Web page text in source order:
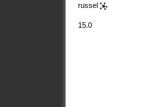
russel
15.0